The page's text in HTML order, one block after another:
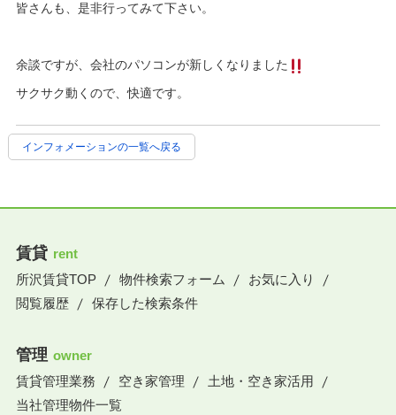
皆さんも、是非行ってみて下さい。
余談ですが、会社のパソコンが新しくなりました
サクサク動くので、快適です。
インフォメーションの一覧へ戻る
賃貸 rent
所沢賃貸TOP
物件検索フォーム
お気に入り
閲覧履歴
保存した検索条件
管理 owner
賃貸管理業務
空き家管理
土地・空き家活用
当社管理物件一覧